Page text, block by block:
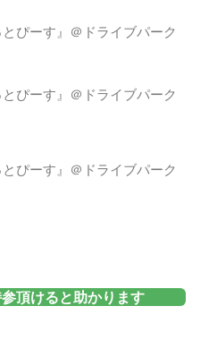
頂けると助かります